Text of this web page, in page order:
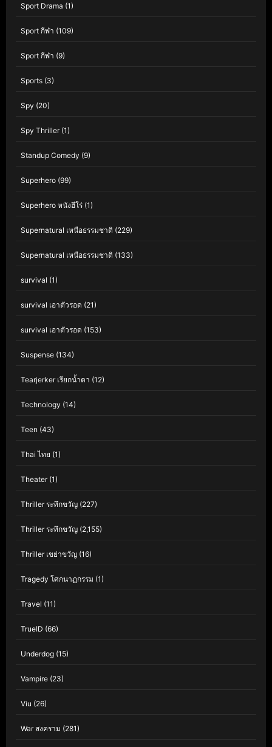
Sport Drama (1)
Sport กีฬา (109)
Sport กีฬา (9)
Sports (3)
Spy (20)
Spy Thriller(1)
Standup Comedy (9)
Superhero (99)
Superhero หนังฮีโร่ (1)
Supernatural เหนือธรรมชาติ (229)
Supernatural เหนือธรรมชาติ (133)
survival (1)
survival เอาตัวรอด (21)
survival เอาตัวรอด (153)
Suspense (134)
Tearjerker เรียกน้ำตา (12)
Technology (14)
Teen (43)
Thai ไทย (1)
Theater(1)
Thriller ระทึกขวัญ (227)
Thriller ระทึกขวัญ (2,155)
Thriller เขย่าขวัญ (16)
Tragedy โศกนาฏกรรม (1)
Travel (11)
TrueID (66)
Underdog (15)
Vampire (23)
Viu (26)
War สงคราม (281)